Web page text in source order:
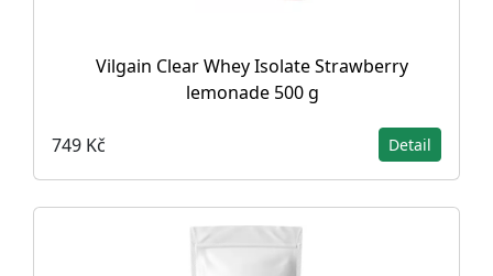
Vilgain Clear Whey Isolate Strawberry
lemonade 500 g
749 Kč Detail